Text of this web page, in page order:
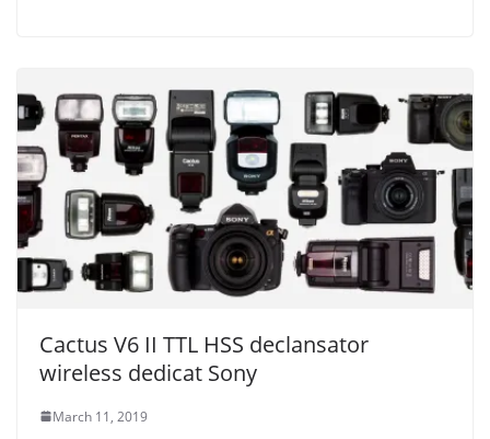
Cactus V6 II TTL HSS declansator
wireless dedicat Sony
March 11, 2019